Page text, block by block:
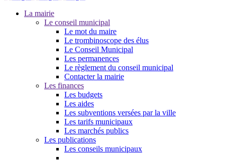
La mairie
Le conseil municipal
Le mot du maire
Le trombinoscope des élus
Le Conseil Municipal
Les permanences
Le règlement du conseil municipal
Contacter la mairie
Les finances
Les budgets
Les aides
Les subventions versées par la ville
Les tarifs municipaux
Les marchés publics
Les publications
Les conseils municipaux